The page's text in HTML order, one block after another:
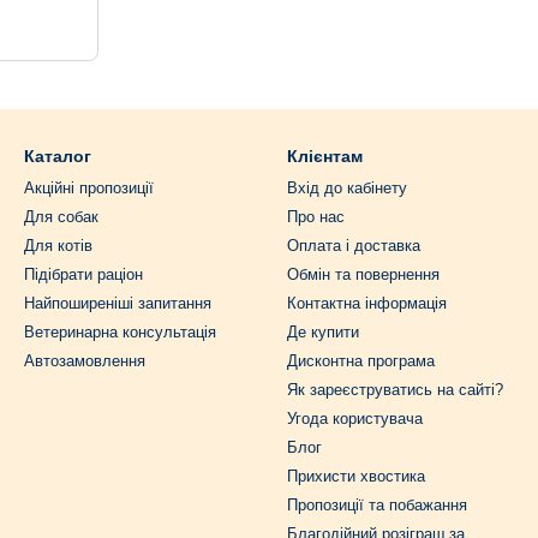
Каталог
Акційні пропозиції
Для собак
Для котів
Підібрати раціон
Найпоширеніші запитання
Ветеринарна консультація
Автозамовлення
Клієнтам
Вхід до кабінету
Про нас
Оплата і доставка
Обмін та повернення
Контактна інформація
Де купити
Дисконтна програма
Як зареєструватись на сайті?
Угода користувача
Блог
Прихисти хвостика
Пропозиції та побажання
Благодійний розіграш за